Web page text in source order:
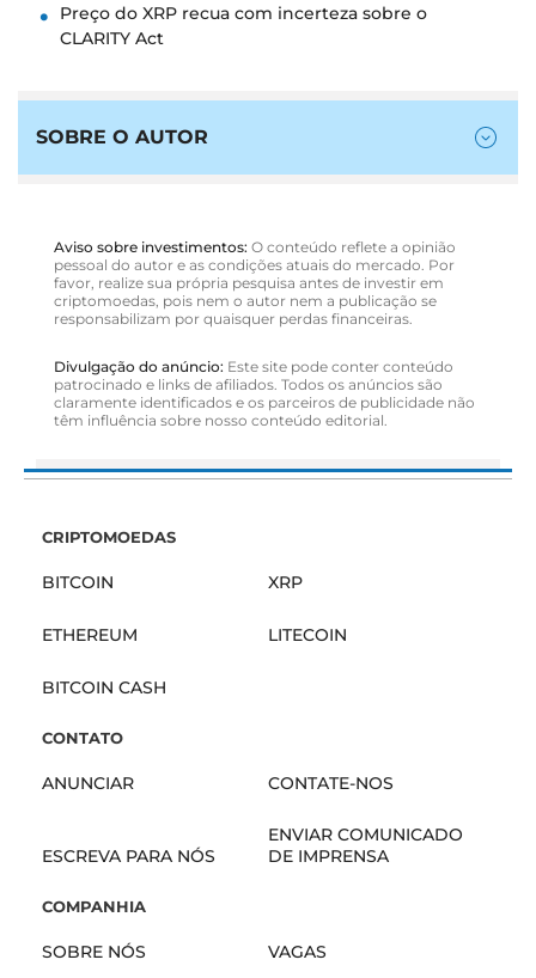
Preço do XRP recua com incerteza sobre o
CLARITY Act
SOBRE O AUTOR
Aviso sobre investimentos: O conteúdo reflete a opinião
pessoal do autor e as condições atuais do mercado. Por
favor, realize sua própria pesquisa antes de investir em
criptomoedas, pois nem o autor nem a publicação se
responsabilizam por quaisquer perdas financeiras.
Divulgação do anúncio: Este site pode conter conteúdo
patrocinado e links de afiliados. Todos os anúncios são
claramente identificados e os parceiros de publicidade não
têm influência sobre nosso conteúdo editorial.
CRIPTOMOEDAS
BITCOIN XRP
ETHEREUM LITECOIN
BITCOIN CASH
CONTATO
ANUNCIAR CONTATE-NOS
ESCREVA PARA NÓS
ENVIAR COMUNICADO
DE IMPRENSA
COMPANHIA
SOBRE NÓS VAGAS